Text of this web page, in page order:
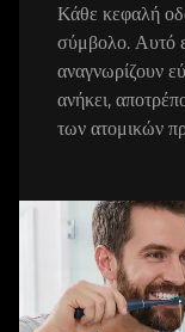
Κάθε κεφαλή
σύμβολο. Αυτό
αναγνωρίζουν
ανήκει,
των ατομικών